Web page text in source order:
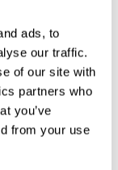
ads, to
our traffic.
of our site with
partners who
you’ve
from your use
drei Venture-
Equity-Fonds
und
zur
Capital-
Spott (BE),